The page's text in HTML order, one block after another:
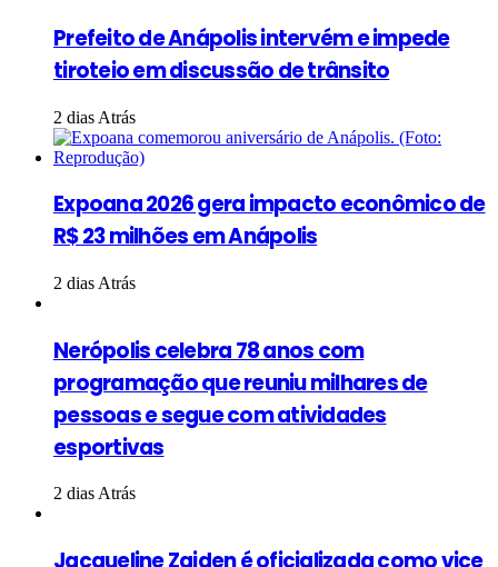
Prefeito de Anápolis intervém e impede
tiroteio em discussão de trânsito
2 dias Atrás
Expoana 2026 gera impacto econômico de
R$ 23 milhões em Anápolis
2 dias Atrás
Nerópolis celebra 78 anos com
programação que reuniu milhares de
pessoas e segue com atividades
esportivas
2 dias Atrás